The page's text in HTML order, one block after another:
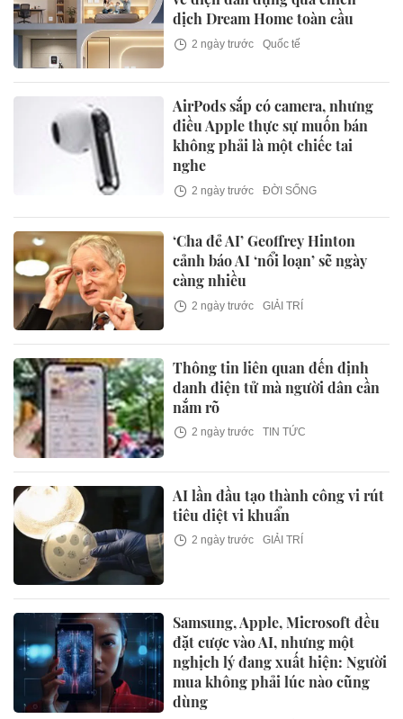
dịch Dream Home toàn cầu
2 ngày trước Quốc tế
AirPods sắp có camera, nhưng
điều Apple thực sự muốn bán
không phải là một chiếc tai
nghe
2 ngày trước ĐỜI SỐNG
‘Cha đẻ AI’ Geoffrey Hinton
cảnh báo AI ‘nổi loạn’ sẽ ngày
càng nhiều
2 ngày trước GIẢI TRÍ
Thông tin liên quan đến định
danh điện tử mà người dân cần
nắm rõ
2 ngày trước TIN TỨC
AI lần đầu tạo thành công vi rút
tiêu diệt vi khuẩn
2 ngày trước GIẢI TRÍ
Samsung, Apple, Microsoft đều
đặt cược vào AI, nhưng một
nghịch lý đang xuất hiện: Người
mua không phải lúc nào cũng
dùng